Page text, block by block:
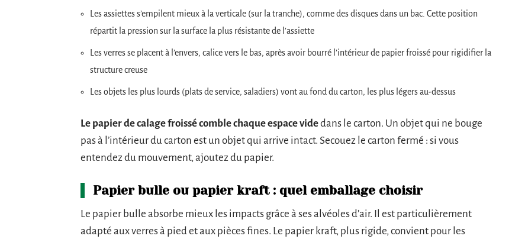
Les assiettes s’empilent mieux à la verticale (sur la tranche), comme des disques dans un bac. Cette position
répartit la pression sur la surface la plus résistante de l’assiette
Les verres se placent à l’envers, calice vers le bas, après avoir bourré l’intérieur de papier froissé pour rigidifier la
structure creuse
Les objets les plus lourds (plats de service, saladiers) vont au fond du carton, les plus légers au-dessus
Le papier de calage froissé comble chaque espace videdans le carton. Un objet qui ne bouge
pas à l’intérieur du carton est un objet qui arrive intact. Secouez le carton fermé : si vous
entendez du mouvement, ajoutez du papier.
Papier bulle ou papier kraft : quel emballage choisir
Le papier bulle absorbe mieux les impacts grâce à ses alvéoles d’air. Il est particulièrement
adapté aux verres à pied et aux pièces fines. Le papier kraft, plus rigide, convient pour les